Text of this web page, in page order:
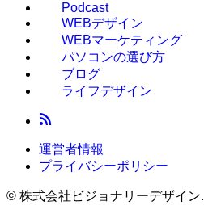
Podcast
WEBデザイン
WEBマーケティング
パソコンの選び方
ブログ
ライフデザイン
運営者情報
プライバシーポリシー
© 株式会社ビジョナリーデザイン.